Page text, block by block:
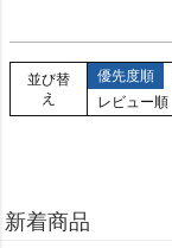
並び替
え
優先度順
レビュー順
新着商品